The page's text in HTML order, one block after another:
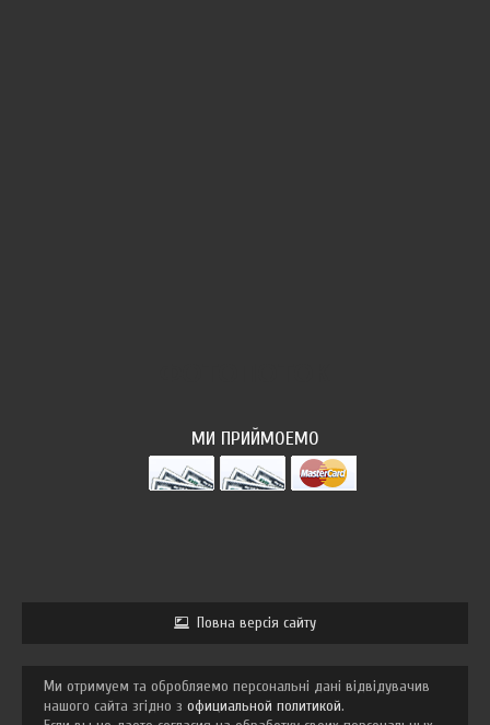
МИ ПРИЙМОЕМО
Повна версія сайту
Ми отримуем та обробляемо персональні дані відвідувачив
нашого сайта згідно з официальной политикой.